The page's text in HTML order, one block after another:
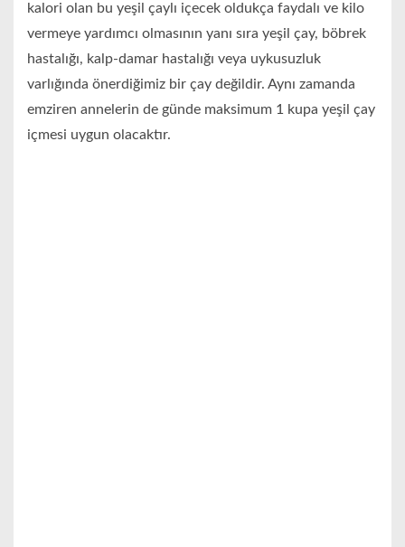
kalori olan bu yeşil çaylı içecek oldukça faydalı ve kilo
vermeye yardımcı olmasının yanı sıra yeşil çay, böbrek
hastalığı, kalp-damar hastalığı veya uykusuzluk
varlığında önerdiğimiz bir çay değildir. Aynı zamanda
emziren annelerin de günde maksimum 1 kupa yeşil çay
içmesi uygun olacaktır.